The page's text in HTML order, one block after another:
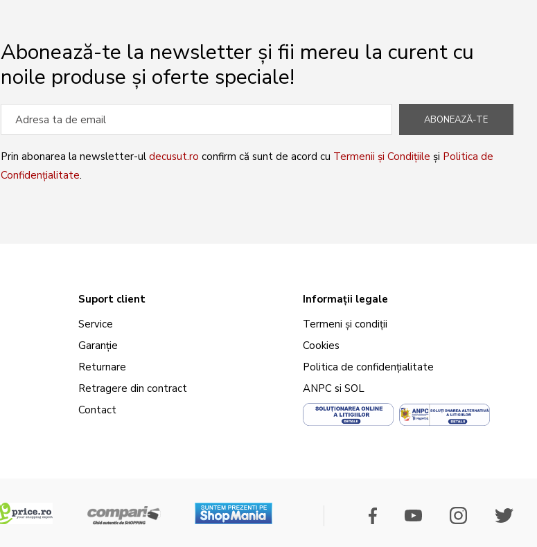
Abonează-te la newsletter și fii mereu la curent cu
noile produse și oferte speciale!
ABONEAZĂ-TE
Prin abonarea la newsletter-ul decusut.ro confirm că sunt de acord cu Termenii și Condițiile și Politica de
Confidențialitate.
Suport client
Service
Garanție
Returnare
Retragere din contract
Contact
Informații legale
Termeni și condiții
Cookies
Politica de confidențialitate
ANPC si SOL